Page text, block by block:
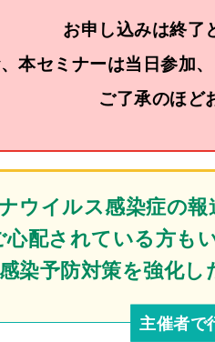
お申し込みは終了
本セミナーは当日参加
ご了承のほど
ウイルス感染症の報
心配されている方も
染予防対策を強化
主催者で